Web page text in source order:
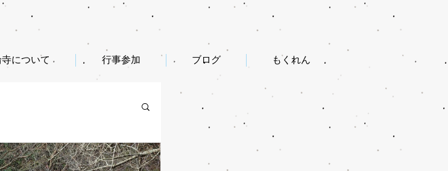
について 行事参加 ブログ もくれん